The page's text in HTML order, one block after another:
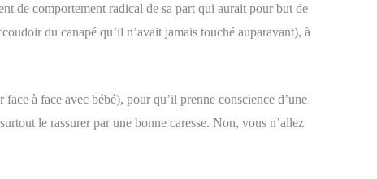
de comportement radical de sa part qui aurait pour but de
du canapé qu’il n’avait jamais touché auparavant), à
à face avec bébé), pour qu’il prenne conscience d’une
le rassurer par une bonne caresse. Non, vous n’allez